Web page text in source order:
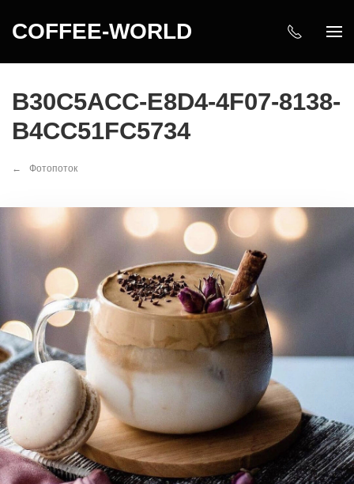
COFFEE-WORLD
B30C5ACC-E8D4-4F07-8138-
B4CC51FC5734
Фотопоток